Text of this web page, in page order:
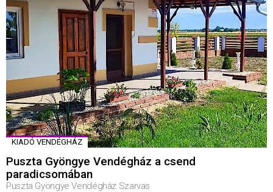
KIADÓ VENDÉGHÁZ
Puszta Gyöngye Vendégház a csend
paradicsomában
Puszta Gyöngye Vendégház Szarvas